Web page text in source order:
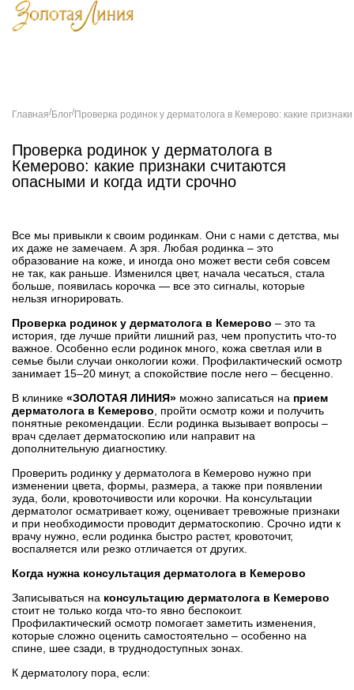
Главная/Блог/Проверка родинок у дерматолога в Кемерово: какие
Проверка родинок у дерматолога в
Кемерово: какие признаки считаются
опасными и когда идти срочно
Все мы привыкли к своим родинкам. Они с нами с детства, мы
их даже не замечаем. А зря. Любая родинка – это
образование на коже, и иногда оно может вести себя совсем
не так, как раньше. Изменился цвет, начала чесаться, стала
больше, появилась корочка — все это сигналы, которые
нельзя игнорировать.
Проверка родинок у дерматолога в Кемерово – это та
история, где лучше прийти лишний раз, чем пропустить что-то
важное. Особенно если родинок много, кожа светлая или в
семье были случаи онкологии кожи. Профилактический осмотр
занимает 15–20 минут, а спокойствие после него – бесценно.
В клинике «ЗОЛОТАЯ ЛИНИЯ» можно записаться на прием
дерматолога в Кемерово , пройти осмотр кожи и получить
понятные рекомендации. Если родинка вызывает вопросы –
врач сделает дерматоскопию или направит на
дополнительную диагностику.
Проверить родинку у дерматолога в Кемерово нужно при
изменении цвета, формы, размера, а также при появлении
зуда, боли, кровоточивости или корочки. На консультации
дерматолог осматривает кожу, оценивает тревожные признаки
и при необходимости проводит дерматоскопию. Срочно идти к
врачу нужно, если родинка быстро растет, кровоточит,
воспаляется или резко отличается от других.
Когда нужна консультация дерматолога в Кемерово
Записываться на консультацию дерматолога в Кемерово
стоит не только когда что-то явно беспокоит.
Профилактический осмотр помогает заметить изменения,
которые сложно оценить самостоятельно – особенно на
спине, шее сзади, в труднодоступных зонах.
К дерматологу пора, если: